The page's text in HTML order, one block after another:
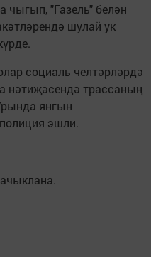
"Газель" белән
шулай ук
социаль челтәрләрдә
нәтиҗәсендә трассаның
янгын
эшли.